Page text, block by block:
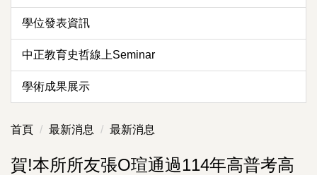
學位發表資訊
中正教育史哲線上Seminar
學術成果展示
首頁 最新消息 最新消息
賀!本所所友張O瑄通過114年高普考高